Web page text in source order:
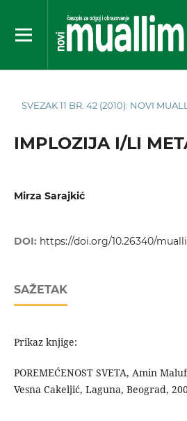
SVEZAK 11 BR. 42 (2010): NOVI
IMPLOZIJA I/LI
Mirza Sarajkić
DOI: https://doi.org/10.26340/
SAŽETAK
Prikaz knjige:
POREMEĆENOST SVETA, Amin
Vesna Cakeljić, Laguna, Beograd,